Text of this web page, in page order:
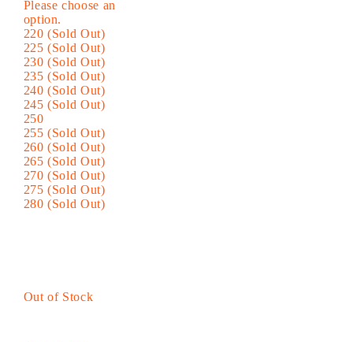
Please choose an
option.
220 (Sold Out)
225 (Sold Out)
230 (Sold Out)
235 (Sold Out)
240 (Sold Out)
245 (Sold Out)
250
255 (Sold Out)
260 (Sold Out)
265 (Sold Out)
270 (Sold Out)
275 (Sold Out)
280 (Sold Out)
Out of Stock